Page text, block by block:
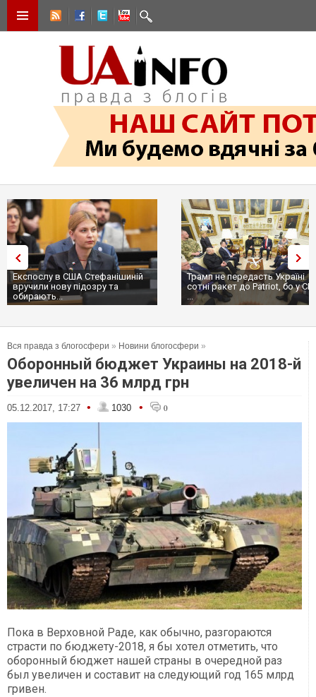
Експослу в США Стефанішиній
вручили нову підозру та
обирають...
Трамп не передасть Україні
сотні ракет до Patriot, бо у
...
Вся правда з блогосфери » Новини блогосфери »
Оборонный бюджет Украины на 2018-й
увеличен на 36 млрд грн
05.12.2017, 17:27 • 1030 • 0
Пока в Верховной Раде, как обычно, разгораются
страсти по бюджету-2018, я бы хотел отметить, что
оборонный бюджет нашей страны в очередной раз
был увеличен и составит на следующий год 165 млрд
гривен.